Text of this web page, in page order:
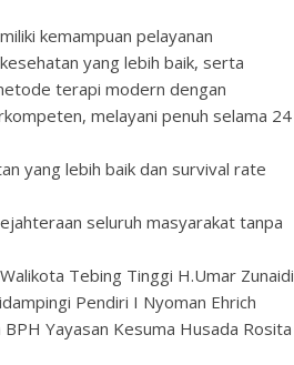
kemampuan pelayanan
yang lebih baik, serta
terapi modern dengan
melayani penuh selama 24
yang lebih baik dan survival rate
seluruh masyarakat tanpa
Tebing Tinggi H.Umar Zunaidi
Pendiri I Nyoman Ehrich
Yayasan Kesuma Husada Rosita